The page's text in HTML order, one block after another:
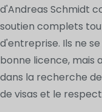
d'Andreas Schmidt
soutien complets
d'entreprise. Ils ne
bonne licence, mais
dans la recherche
de visas et le